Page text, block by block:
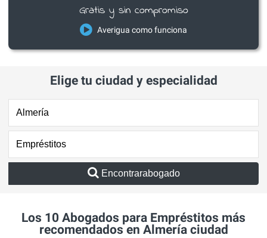
Gratis y sin compromiso
Averigua como funciona
Elige tu ciudad y especialidad
Encontrarabogado
Los 10 Abogados para Empréstitos más
recomendados en Almería ciudad